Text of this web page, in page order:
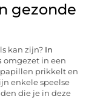
gezonde
kan zijn? In
omgezet in een
prikkelt en
enkele speelse
die je in deze